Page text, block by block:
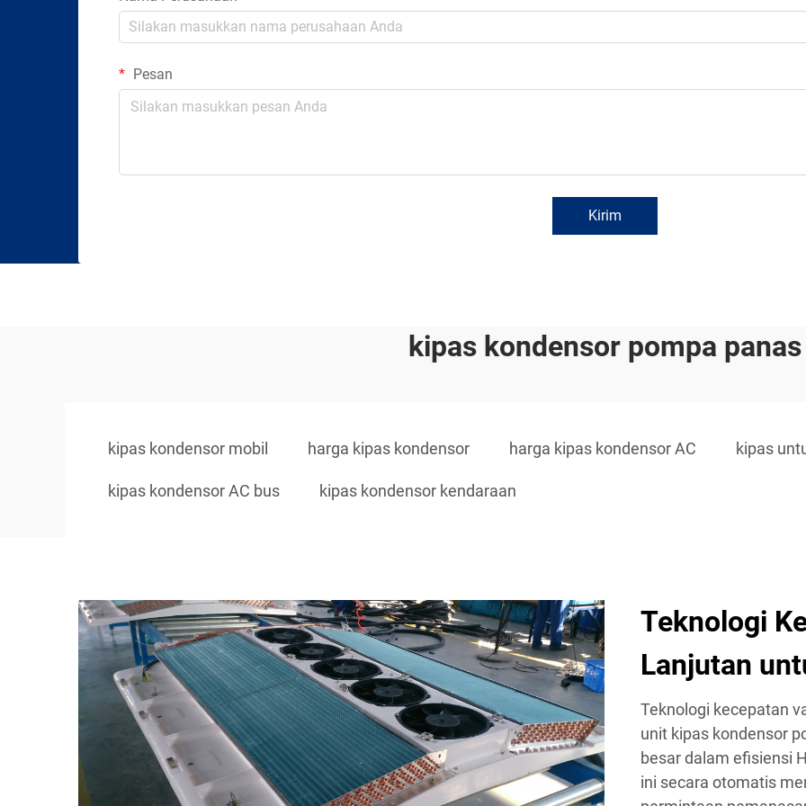
Pesan
Kirim
kipas kondensor pompa panas
kipas kondensor mobil harga kipas kondensor harga kipas kondensor AC kipas
kipas kondensor AC bus kipas kondensor kendaraan
Teknologi
Lanjutan
Teknologi kecepatan
unit kipas kondensor
besar dalam efisiensi
ini secara otomatis